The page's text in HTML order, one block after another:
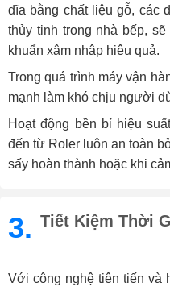
đĩa bằng chất liệu gỗ, các
thủy tinh trong nhà bếp,
khuẩn xâm nhập hiệu quả.
Trong quá trình máy vận
mạnh làm khó chịu người
Hoạt động bền bỉ hiệu
đến từ Roler luôn an toàn
sấy hoàn thành hoặc khi
3. Tiết Kiệm Thời
Với công nghệ tiên tiến và